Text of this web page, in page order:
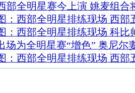
部全明星赛今上演 姚麦组合
：西部全明星排练现场 西部
：西部全明星排练现场 科比
场为全明星赛“增色” 奥尼尔
：西部全明星排练现场 西部